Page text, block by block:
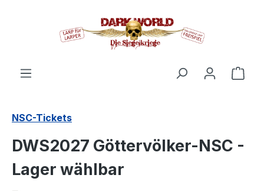
NSC-Tickets
DWS2027 Göttervölker-NSC -
Lager wählbar